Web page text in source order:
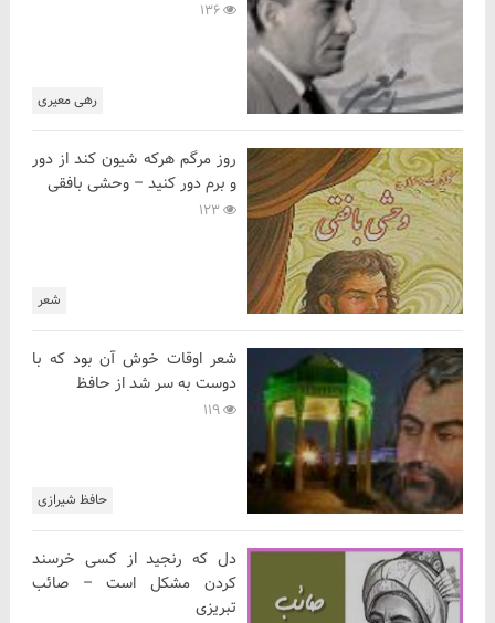
رهی معیری
شعر
روز مرگم هرکه شیون کند از دور
و برم دور کنید – وحشی بافقی
حافظ شیرازی
شعر اوقات خوش آن بود که با
دوست به سر شد از حافظ
دل که رنجید از کسی خرسند
کردن مشکل است – صائب
تبریزی